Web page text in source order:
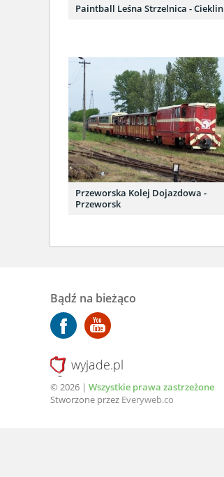
Paintball Leśna Strzelnica - Cieklin
Przeworska Kolej Dojazdowa -
Przeworsk
Bądź na bieżąco
wyjade.pl
© 2026 | Wszystkie prawa zastrzeżone
Stworzone przez Everyweb.co